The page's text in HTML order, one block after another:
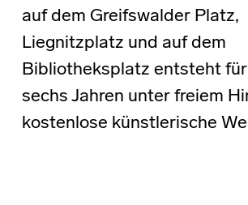
auf dem Greifswalder Platz,
Liegnitzplatz und auf dem
Bibliotheksplatz entsteht
sechs Jahren unter freiem
kostenlose künstlerische